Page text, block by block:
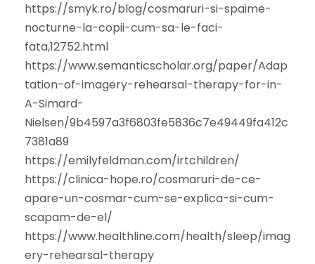
https://smyk.ro/blog/cosmaruri-si-spaime-
nocturne-la-copii-cum-sa-le-faci-
fata,12752.html
https://www.semanticscholar.org/paper/Adap
tation-of-imagery-rehearsal-therapy-for-in-
A-Simard-
Nielsen/9b4597a3f6803fe5836c7e49449fa412c
7381a89
https://emilyfeldman.com/irtchildren/
https://clinica-hope.ro/cosmaruri-de-ce-
apare-un-cosmar-cum-se-explica-si-cum-
scapam-de-el/
https://www.healthline.com/health/sleep/imag
ery-rehearsal-therapy